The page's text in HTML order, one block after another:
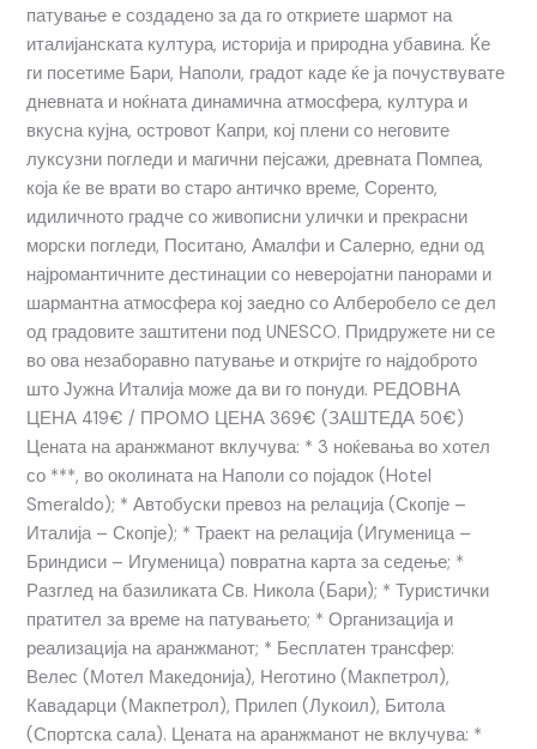
патување е создадено за да го откриете шармот на
италијанската култура, историја и природна убавина. Ќе
ги посетиме Бари, Наполи, градот каде ќе ја почуствувате
дневната и ноќната динамична атмосфера, култура и
вкусна кујна, островот Капри, кој плени со неговите
луксузни погледи и магични пејсажи, древната Помпеа,
која ќе ве врати во старо античко време, Соренто,
идиличното градче со живописни улички и прекрасни
морски погледи, Поситано, Амалфи и Салерно, едни од
најромантичните дестинации со неверојатни панорами и
шармантна атмосфера кој заедно со Алберобело се дел
од градовите заштитени под UNESCO. Придружете ни се
во ова незаборавно патување и откријте го најдоброто
што Јужна Италија може да ви го понуди. РЕДОВНА
ЦЕНА 419€ / ПРОМО ЦЕНА 369€ (ЗАШТЕДА 50€)
Цената на аранжманот вклучува: * 3 ноќевања во хотел
со ***, во околината на Наполи со појадок (Hotel
Smeraldo); * Автобуски превоз на релација (Скопје –
Италија – Скопје); * Траект на релација (Игуменица –
Бриндиси – Игуменица) повратна карта за седење; *
Разглед на базиликата Св. Никола (Бари); * Туристички
пратител за време на патувањето; * Организација и
реализација на аранжманот; * Бесплатен трансфер:
Велес (Мотел Македонија), Неготино (Макпетрол),
Кавадарци (Макпетрол), Прилеп (Лукоил), Битола
(Спортска сала). Цената на аранжманот не вклучува: *